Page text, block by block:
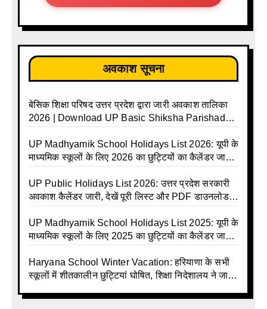
अवकाश सूचना
बेसिक शिक्षा परिषद उत्तर प्रदेश द्वारा जारी अवकाश तालिका
2026 | Download UP Basic Shiksha Parishad
Basic School Avkash Talika UP 2026 | UP Basic
Shiksha Parishad Avkash Talika 2026 | UP
Calendar List 2026
UP Madhyamik School Holidays List 2026: यूपी के
माध्यमिक स्कूलों के लिए 2026 का छुट्टियों का कैलेंडर जारी |
UP Madhyamik Avkash Talika 2026 | UP
Madhyamik School avkash suchi | UP
Holiday Calendar | Madhyamik School Holidays
List 2026
UP Public Holidays List 2026: उत्तर प्रदेश सरकारी
अवकाश कैलेंडर जारी, देखें पूरी लिस्ट और PDF डाउनलोड
talika | Sarkari Avkash Talika | Up Holidays List |
Holidays Calendar
UP Madhyamik School Holidays List 2025: यूपी के
माध्यमिक स्कूलों के लिए 2025 का छुट्टियों का कैलेंडर जारी |
Up Madhyamik Avkash Talika 2025 | UP
Madhyamik School avkash suchi | UP
holiday calendar | Madhyamik School Holidays
Haryana School Winter Vacation: हरियाणा के सभी
स्कूलों में शीतकालीन छुट्टियां घोषित, शिक्षा निदेशालय ने जारी